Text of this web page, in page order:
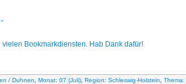
Bookmarkdiensten. Hab Dank dafür!
/ Duhnen Monat: 07 (Juli) Region: Schleswig-Holstein
Thema: